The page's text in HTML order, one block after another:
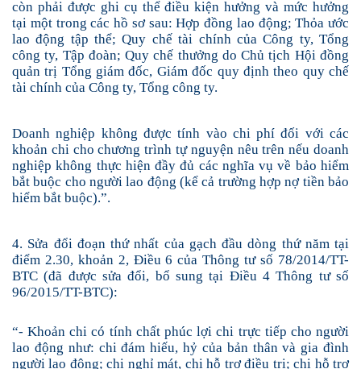
còn phải được ghi cụ thể điều kiện hưởng và mức hưởng
tại một trong các hồ sơ sau: Hợp đồng lao động; Thỏa ước
lao động tập thể; Quy chế tài chính của Công ty, Tổng
công ty, Tập đoàn; Quy chế thưởng do Chủ tịch Hội đồng
quản trị Tổng giám đốc, Giám đốc quy định theo quy chế
tài chính của Công ty, Tổng công ty.
Doanh nghiệp không được tính vào chi phí đối với các
khoản chi cho chương trình tự nguyện nêu trên nếu doanh
nghiệp không thực hiện đầy đủ các nghĩa vụ về bảo hiểm
bắt buộc cho người lao động (kể cả trường hợp nợ tiền bảo
hiểm bắt buộc).”.
4. Sửa đổi đoạn thứ nhất của gạch đầu dòng thứ năm tại
điểm 2.30, khoản 2, Điều 6 của Thông tư số 78/2014/TT-
BTC (đã được sửa đổi, bổ sung tại Điều 4 Thông tư số
96/2015/TT-BTC):
“- Khoản chi có tính chất phúc lợi chi trực tiếp cho người
lao động như: chi đám hiếu, hỷ của bản thân và gia đình
người lao động; chi nghỉ mát, chi hỗ trợ điều trị; chi hỗ trợ